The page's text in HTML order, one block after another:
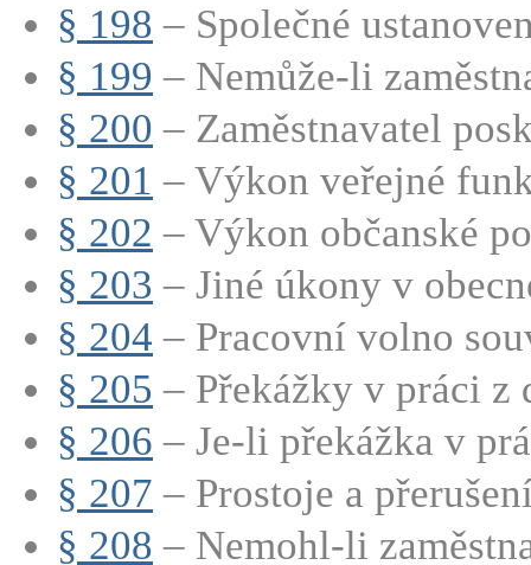
§ 198 – Společné
§ 199 – Nemůže-li
§ 200 – Zaměstnavatel
§ 201 – Výkon veřejné
§ 202 – Výkon občanské
§ 203 – Jiné úkony v
§ 204 – Pracovní volno
§ 205 – Překážky v práci z
§ 206 – Je-li překážka v
§ 207 – Prostoje a
§ 208 – Nemohl-li